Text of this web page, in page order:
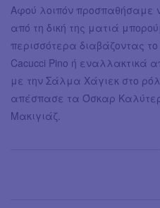
Αφού λοιπόν προσπαθήσαμε
από τη δική της ματιά
περισσότερα διαβάζοντας το
Cacucci Pino ή εναλλακτικά
με την Σάλμα Χάγιεκ στο
απέσπασε τα Όσκαρ
Μακιγιάζ.